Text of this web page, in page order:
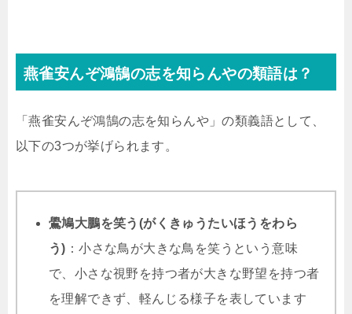
燕雀安んぞ鴻鵠の志を知らんやの類語は？
「燕雀安んぞ鴻鵠の志を知らんや」の類義語として、
以下の3つが挙げられます。
鷽鳩大鵬を笑う(がくきゅうたいほうをわら
う) ：小さな鳥が大きな鳥を笑うという意味
で、小さな視野を持つ者が大きな野望を持つ者
を理解できず、軽んじる様子を表しています